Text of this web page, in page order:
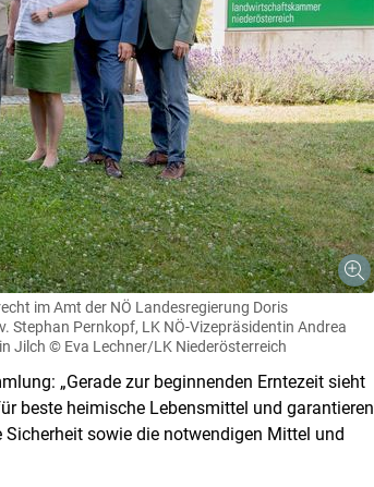
Skip to main content
im Amt der NÖ Landesregierung Doris
Stephan Pernkopf, LK NÖ-Vizepräsidentin Andrea
Jilch © Eva Lechner/LK Niederösterreich
„Gerade zur beginnenden Erntezeit sieht
beste heimische Lebensmittel und garantieren
sowie die notwendigen Mittel und